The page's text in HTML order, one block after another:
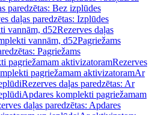
paredzētas: Bez izplūdes
daļas paredzētas: Izplūdes
vannām, d52Rezerves daļas
vannām, d52Pagriežams
Pagriežams
pagriežamam aktivizatoramRezerves
pagriežamam aktivizatoramAr
Rezerves daļas paredzētas: Ar
Apdares komplekti pagriežamam
daļas paredzētas: Apdares